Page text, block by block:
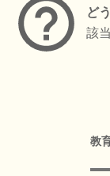
ど
該
教